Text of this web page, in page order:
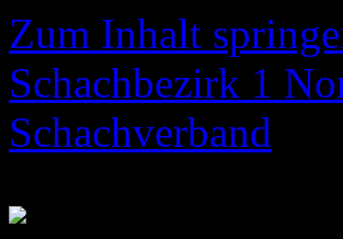
Zum Inhalt
Schachbezirk 1
Schachverband